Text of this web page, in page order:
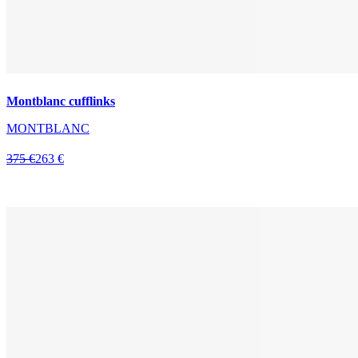
Montblanc cufflinks
MONTBLANC
375 €263 €